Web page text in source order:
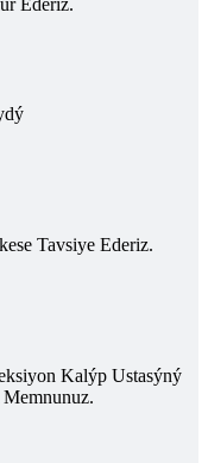
Tavsiye Ederiz.
Kalýp Ustasýný